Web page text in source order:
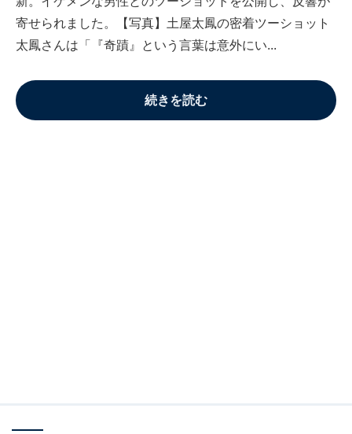
寄せられました。【写真】土屋太鳳の密着ツーショット
太鳳さんは「『奇蹟』という言葉は意外にい...
続きを読む